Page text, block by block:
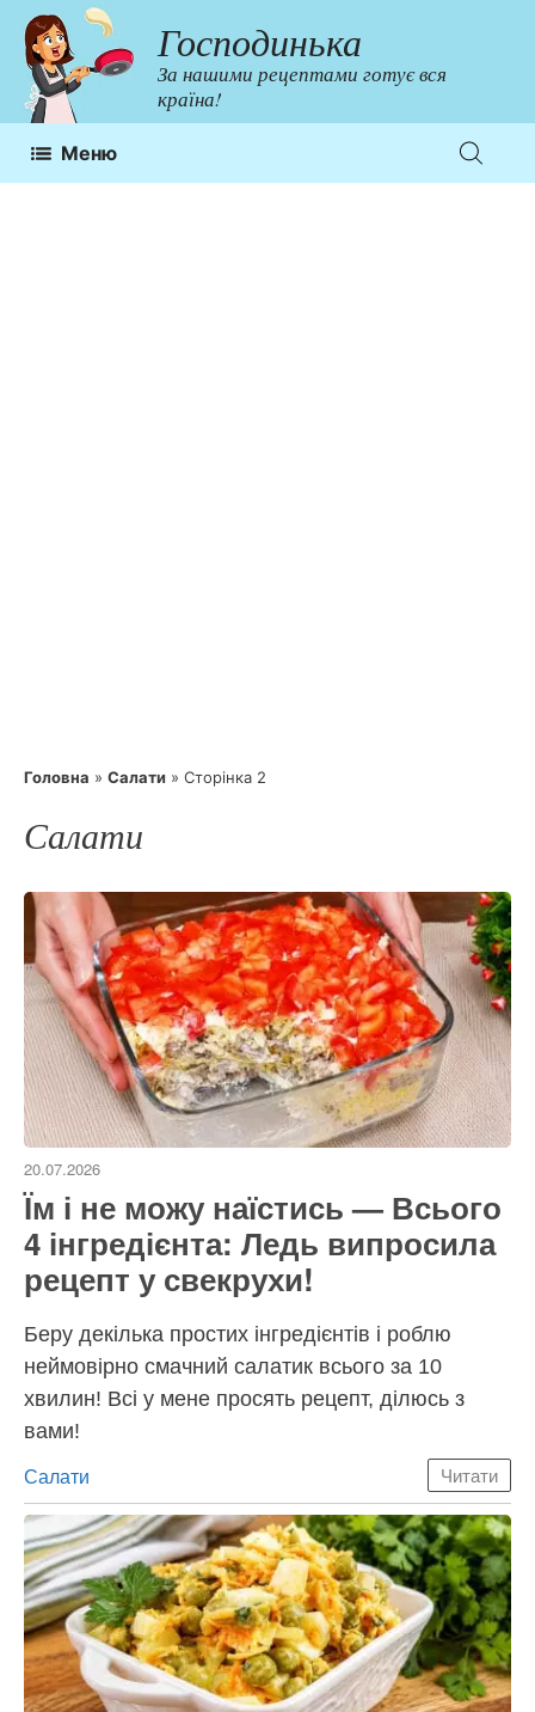
Перейти
до
контенту
Господинька
За нашими рецептами готує вся
країна!
Меню
Головна » Салати » Сторінка 2
Салати
20.07.2026
Їм і не можу наїстись — Всього
4 інгредієнта: Ледь випросила
рецепт у свекрухи!
Беру декілька простих інгредієнтів і роблю
неймовірно смачний салатик всього за 10
хвилин! Всі у мене просять рецепт, ділюсь з
вами!
Категорії
Салати Читати